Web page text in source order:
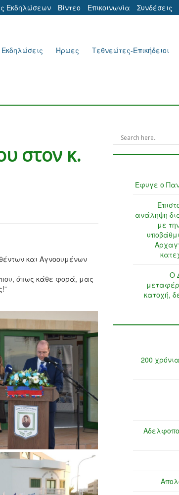
Εκδηλώσεων Βίντεο Επικοινωνία Συνδέσεις
Εκδηλώσεις Ήρωες Τεθνεώτες-Επικήδειοι
στον κ.
και Αγνοουμένων
που, όπως κάθε φορά, μας
Έφυγε ο
ανάληψη
με
Ο
κατοχή,
200